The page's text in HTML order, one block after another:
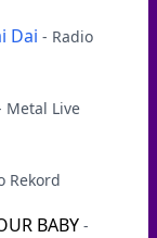
Dai - Radio
Metal Live
Rekord
BABY -